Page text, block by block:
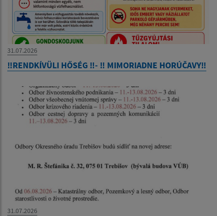
31.07.2026
‼️RENDKÍVÜLI HŐSÉG ‼️- ‼️ MIMORIADNE HORÚČAVY‼️
31.07.2026